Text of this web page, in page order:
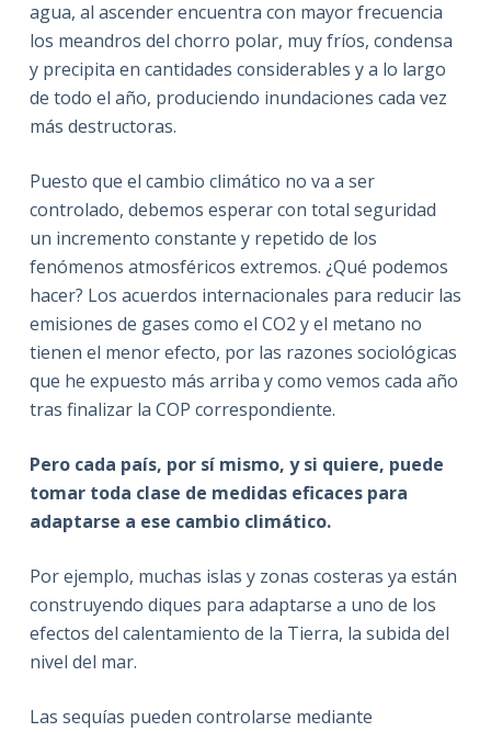
agua, al ascender encuentra con mayor frecuencia
los meandros del chorro polar, muy fríos, condensa
y precipita en cantidades considerables y a lo largo
de todo el año, produciendo inundaciones cada vez
más destructoras.
Puesto que el cambio climático no va a ser
controlado, debemos esperar con total seguridad
un incremento constante y repetido de los
fenómenos atmosféricos extremos. ¿Qué podemos
hacer? Los acuerdos internacionales para reducir las
emisiones de gases como el CO2 y el metano no
tienen el menor efecto, por las razones sociológicas
que he expuesto más arriba y como vemos cada año
tras finalizar la COP correspondiente.
Pero cada país, por sí mismo, y si quiere, puede
tomar toda clase de medidas eficaces para
adaptarse a ese cambio climático.
Por ejemplo, muchas islas y zonas costeras ya están
construyendo diques para adaptarse a uno de los
efectos del calentamiento de la Tierra, la subida del
nivel del mar.
Las sequías pueden controlarse mediante